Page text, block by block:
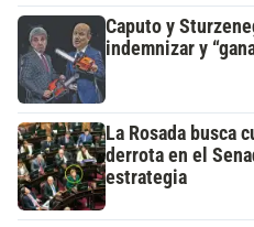
Caputo y
indemnizar y
La Rosada busca
derrota en el
estrategia